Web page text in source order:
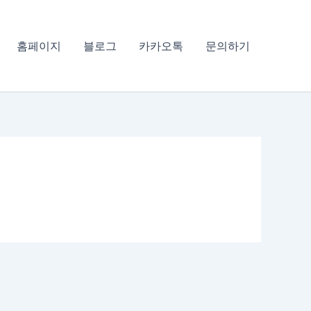
홈페이지 블로그 카카오톡 문의하기